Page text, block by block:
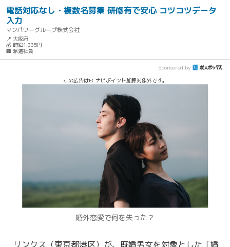
電話対応なし・複数名募集 研修有で安心 コツコツデータ
入力
マンパワーグループ株式会社
📍 大阪府
💰 時給1,335円
🏢 派遣社員
Sponsored by
この広告はECナビポイント加算対象外です。
婚外恋愛で何を失った？
リンクス（東京都港区）が、既婚男女を対象とした「婚